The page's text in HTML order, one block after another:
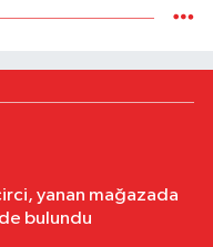
yanan mağazada
bulundu